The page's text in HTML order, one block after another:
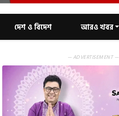
দেশ ও বিদেশ আরও খবর
— ADVERTISEMENT —